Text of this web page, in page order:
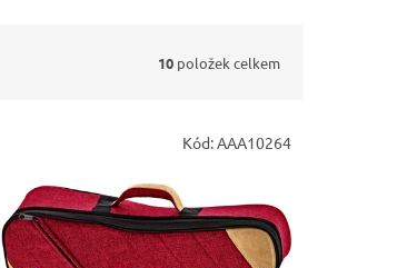
10 položek celkem
Kód:AAA10264